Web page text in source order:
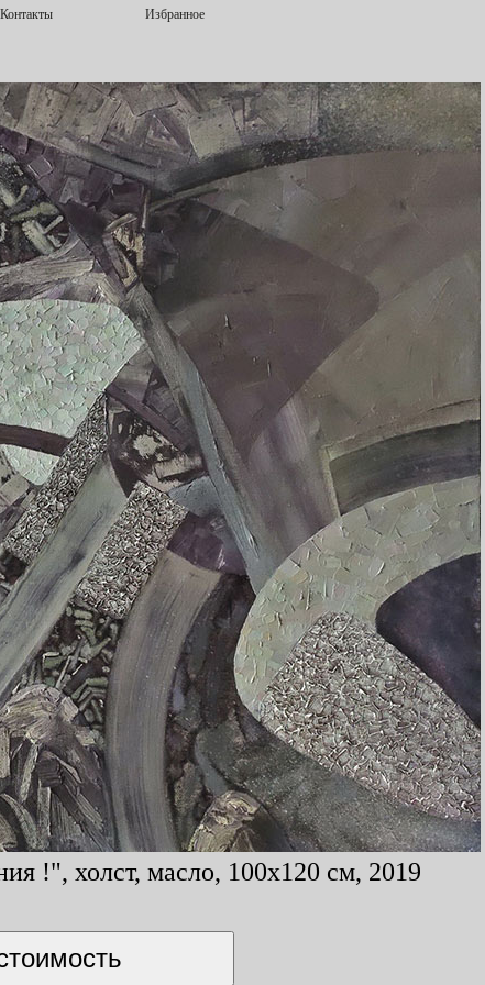
!", холст, масло, 100x120 см, 2019